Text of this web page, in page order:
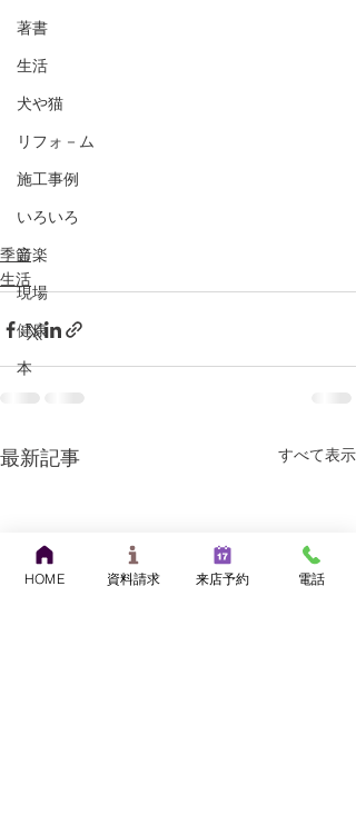
著書
生活
犬や猫
リフォ－ム
施工事例
いろいろ
音楽
現場
健康
本
季節
生活
最新記事 すべて表示
HOME 資料請求 来店予約 電話